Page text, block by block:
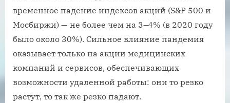
временное падение индексов акций (S&P 500 и
Мосбиржи) — не более чем на 3–4% (в 2020 году
было около 30%). Сильное влияние пандемия
оказывает только на акции медицинских
компаний и сервисов, обеспечивающих
возможности удаленной работы: они то резко
растут, то так же резко падают.